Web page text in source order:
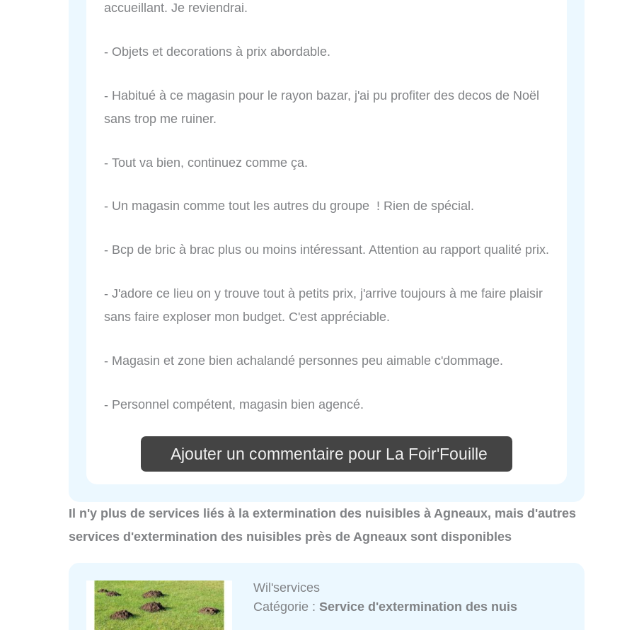
accueillant. Je reviendrai.
- Objets et decorations à prix abordable.
- Habitué à ce magasin pour le rayon bazar, j'ai pu profiter des decos de Noël
sans trop me ruiner.
- Tout va bien, continuez comme ça.
- Un magasin comme tout les autres du groupe ! Rien de spécial.
- Bcp de bric à brac plus ou moins intéressant. Attention au rapport qualité prix.
- J'adore ce lieu on y trouve tout à petits prix, j'arrive toujours à me faire plaisir
sans faire exploser mon budget. C'est appréciable.
- Magasin et zone bien achalandé personnes peu aimable c'dommage.
- Personnel compétent, magasin bien agencé.
Ajouter un commentaire pour La Foir'Fouille
Il n'y plus de services liés à la extermination des nuisibles à Agneaux, mais d'autres
services d'extermination des nuisibles près de Agneaux sont disponibles
Wil'services
Catégorie :Service d'extermination des nuis